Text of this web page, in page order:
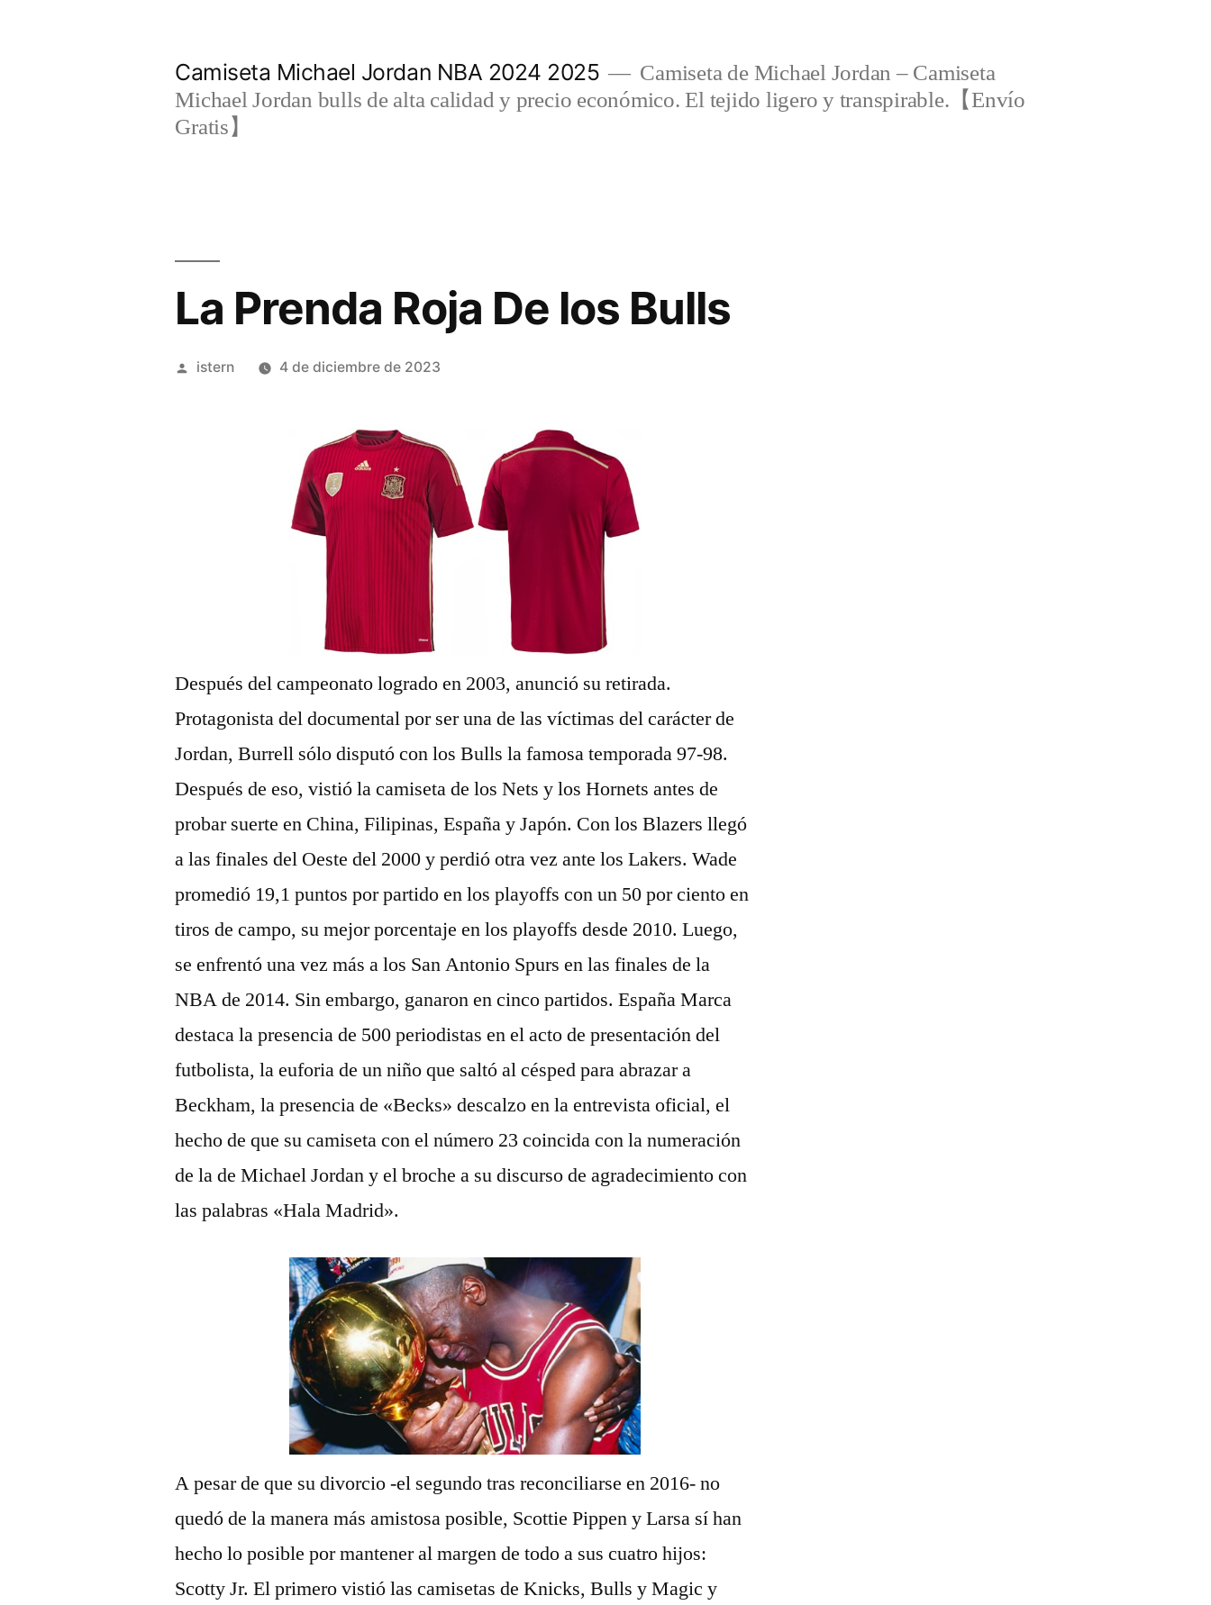
Camiseta Michael Jordan NBA 2024 2025
Camiseta de Michael Jordan – Camiseta
Michael Jordan bulls de alta calidad y precio económico. El tejido ligero y transpirable.【Envío
Gratis】
La Prenda Roja De los Bulls
Publicado
istern 4 de diciembre de 2023
Después del campeonato logrado en 2003, anunció su retirada.
Protagonista del documental por ser una de las víctimas del carácter de
Jordan, Burrell sólo disputó con los Bulls la famosa temporada 97-98.
Después de eso, vistió la camiseta de los Nets y los Hornets antes de
probar suerte en China, Filipinas, España y Japón. Con los Blazers llegó
a las finales del Oeste del 2000 y perdió otra vez ante los Lakers. Wade
promedió 19,1 puntos por partido en los playoffs con un 50 por ciento en
tiros de campo, su mejor porcentaje en los playoffs desde 2010. Luego,
se enfrentó una vez más a los San Antonio Spurs en las finales de la
NBA de 2014. Sin embargo, ganaron en cinco partidos. España Marca
destaca la presencia de 500 periodistas en el acto de presentación del
futbolista, la euforia de un niño que saltó al césped para abrazar a
Beckham, la presencia de «Becks» descalzo en la entrevista oficial, el
hecho de que su camiseta con el número 23 coincida con la numeración
de la de Michael Jordan y el broche a su discurso de agradecimiento con
las palabras «Hala Madrid».
A pesar de que su divorcio -el segundo tras reconciliarse en 2016- no
quedó de la manera más amistosa posible, Scottie Pippen y Larsa sí han
hecho lo posible por mantener al margen de todo a sus cuatro hijos:
Scotty Jr. El primero vistió las camisetas de Knicks, Bulls y Magic y